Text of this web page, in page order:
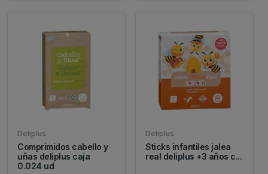
Deliplus
Comprimidos cabello y
uñas deliplus caja
0.024 ud
Deliplus
Sticks infantiles jalea
real deliplus +3 años c...